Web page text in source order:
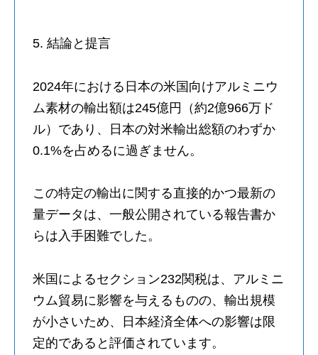
5. 結論と提言
2024年における日本の米国向けアルミニウ
ム素材の輸出額は245億円（約2億966万ド
ル）であり、日本の対米輸出総額のわずか
0.1%を占めるに過ぎません。
この特定の輸出に関する直接的かつ最新の
量データは、一般公開されている報告書か
らは入手困難でした。
米国によるセクション232関税は、アルミニ
ウム貿易に影響を与えるものの、輸出規模
が小さいため、日本経済全体への影響は限
定的であると評価されています。